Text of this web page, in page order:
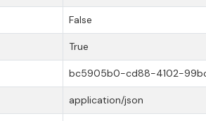
False
True
bc5905b0-cd88-4102-
application/json